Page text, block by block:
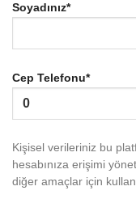
Soyadınız*
Cep Telefonu*
Kişisel verileriniz bu
hesabınıza erişimi
diğer amaçlar için